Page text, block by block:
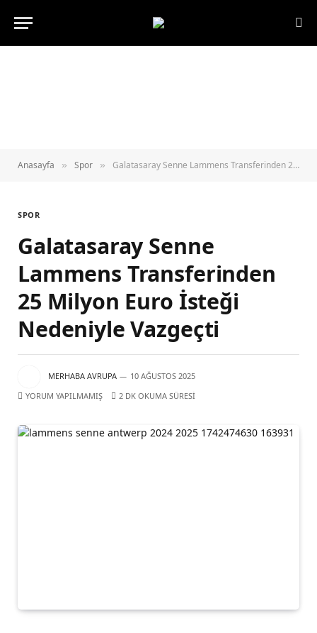
Anasayfa » Spor » Galatasaray Senne Lammens Transferinden 25 Milyon Euro İsteği Nedeniyle Vazgeçti
SPOR
Galatasaray Senne
Lammens Transferinden
25 Milyon Euro İsteği
Nedeniyle Vazgeçti
MERHABA AVRUPA
10 AĞUSTOS 2025
YORUM YAPILMAMIŞ
2 DK OKUMA SÜRESI